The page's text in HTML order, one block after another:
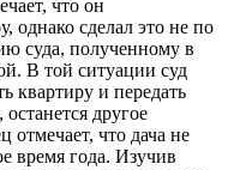
что он
однако сделал это не по
суда, полученному в
В той ситуации суд
квартиру и передать
другое
отмечает, что дача не
время года. Изучив